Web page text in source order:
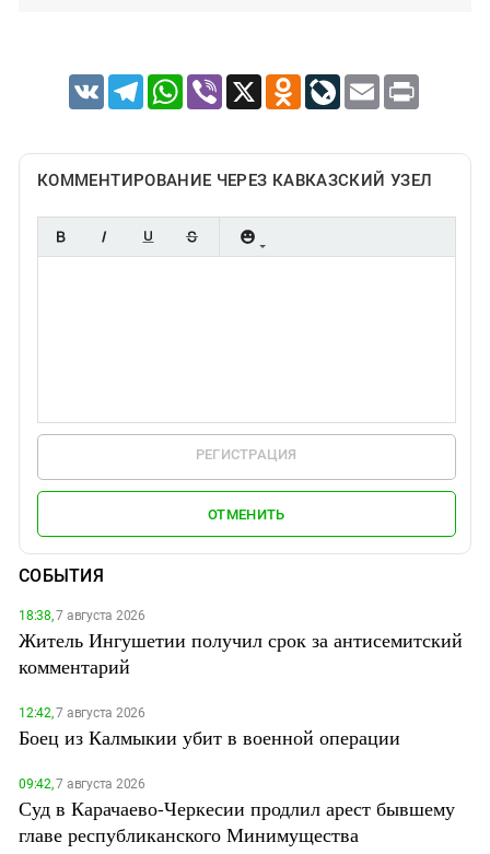
VK TelegramWhatsApp
Viber X Odnoklassniki
LiveJournal
Email Print
КОММЕНТИРОВАНИЕ ЧЕРЕЗ КАВКАЗСКИЙ УЗЕЛ
РЕГИСТРАЦИЯ
ОТМЕНИТЬ
СОБЫТИЯ
18:38,7 августа 2026
Житель Ингушетии получил срок за антисемитский
комментарий
12:42,7 августа 2026
Боец из Калмыкии убит в военной операции
09:42,7 августа 2026
Суд в Карачаево-Черкесии продлил арест бывшему
главе республиканского Минимущества